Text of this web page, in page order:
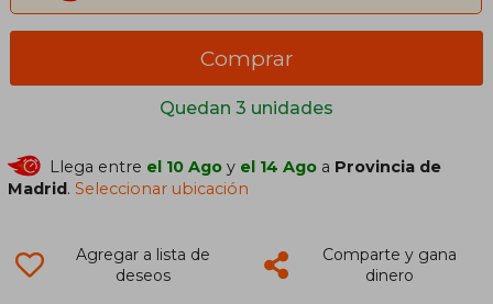
Quedan 3 unidades
Comprar
Llega entre el 10 Ago y el 14 Ago a Provincia de
Madrid .Seleccionar ubicación
Agregar a lista de
deseos
Comparte y gana
dinero